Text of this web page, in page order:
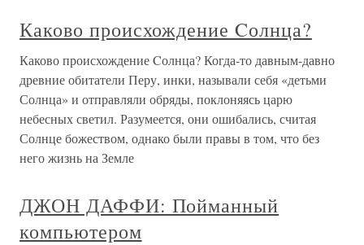
Каково происхождение Cолнца?
Каково происхождение Cолнца? Когда-то давным-давно
древние обитатели Перу, инки, называли себя «детьми
Солнца» и отправляли обряды, поклоняясь царю
небесных светил. Разумеется, они ошибались, считая
Солнце божеством, однако были правы в том, что без
него жизнь на Земле
ДЖОН ДАФФИ: Пойманный
компьютером